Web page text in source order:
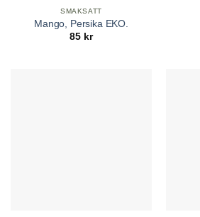
SMAKSATT
Mango, Persika EKO.
85 kr